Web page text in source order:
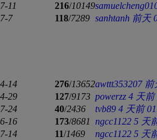
11 216/10149
7 118/7289 sanhtanh 前天
14 276/13652awttt353207 前
29 127/9173 powerzz 4 天前
24 40/2436 tvb89 4 天前
16 173/8681 ngcc1122 5 天
14 11/1469 ngcc1122 5 天